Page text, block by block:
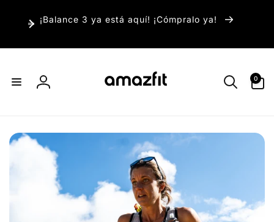
contenido¡Balance 3 ya está aquí! ¡Cómpralo ya!
Iniciar
0
artículos